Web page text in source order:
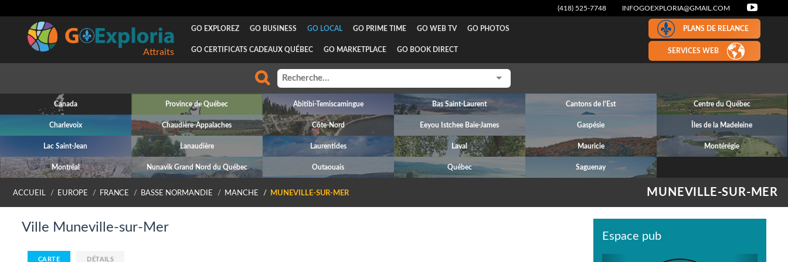
(418) 525-7748 INFOGOEXPLORIA@GMAIL.COM
Attraits
GO EXPLOREZ GO BUSINESS GO LOCAL GO PRIME TIME GO WEB TV GO PHOTOS
GO CERTIFICATS CADEAUX QUÉBEC GO MARKETPLACE GO BOOK DIRECT
PLANS DE RELANCE
SERVICES WEB
Canada Province de Québec Abitibi-Temiscamingue Bas Saint-Laurent Cantons de l'Est Centre du Québec
Charlevoix Chaudière-Appalaches Côte-Nord Eeyou Istchee Baie-James Gaspésie Îles de la Madeleine
Lac Saint-Jean Lanaudière Laurentides Laval Mauricie Montérégie
Montréal Nunavik Grand Nord du Québec Outaouais Québec Saguenay
MUNEVILLE-SUR-MER
ACCUEIL EUROPE FRANCE BASSE NORMANDIE MANCHE MUNEVILLE-SUR-MER
Ville Muneville-sur-Mer
CARTE DÉTAILS
Espace pub